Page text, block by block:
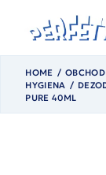
obsah
HOME OBCHOD
HYGIENA
PURE 40ML